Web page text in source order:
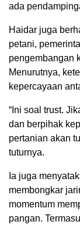
ada
Haidar juga
petani,
pengembangan
Menurutnya,
kepercayaan
“Ini soal trust.
dan berpihak
pertanian akan
tuturnya.
Ia juga
membongkar
momentum
pangan.